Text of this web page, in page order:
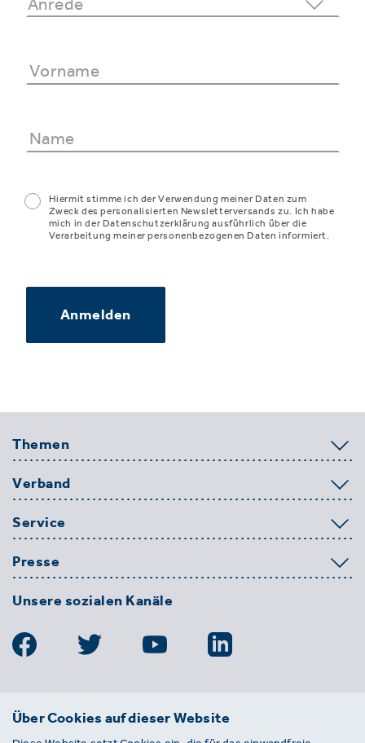
Hiermit stimme ich der Verwendung meiner Daten zum
Zweck des personalisierten Newsletterversands zu. Ich habe
mich in der Datenschutzerklärung ausführlich über die
Verarbeitung meiner personenbezogenen Daten informiert.
Anmelden
Themen
Verband
Service
Presse
Unsere sozialen Kanäle
BDE
Über Cookies auf dieser Website